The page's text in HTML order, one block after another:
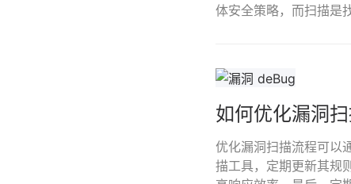
体安全策略，而扫描是
如何优化漏洞
优化漏洞扫描流程可以
描工具，定期更新其规